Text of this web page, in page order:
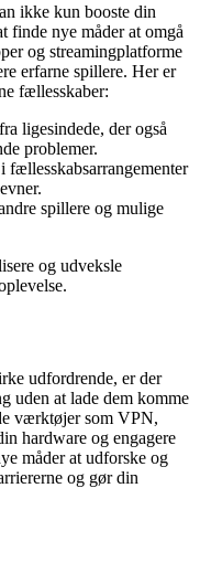
ikke kun booste din
finde nye måder at omgå
og streamingplatforme
erfarne spillere. Her er
fællesskaber:
ligesindede, der også
problemer.
fællesskabsarrangementer
spillere og mulige
og udveksle
udfordrende, er der
uden at lade dem komme
værktøjer som VPN,
hardware og engagere
måder at udforske og
og gør din